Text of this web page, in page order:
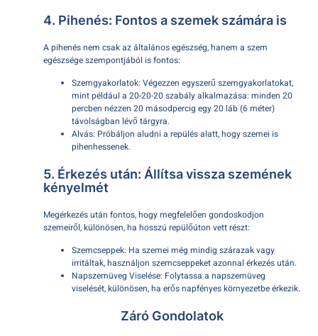
4. Pihenés: Fontos a szemek számára is
A pihenés nem csak az általános egészség, hanem a szem
egészsége szempontjából is fontos:
Szemgyakorlatok: Végezzen egyszerű szemgyakorlatokat,
mint például a 20-20-20 szabály alkalmazása: minden 20
percben nézzen 20 másodpercig egy 20 láb (6 méter)
távolságban lévő tárgyra.
Alvás: Próbáljon aludni a repülés alatt, hogy szemei is
pihenhessenek.
5. Érkezés után: Állítsa vissza szemének
kényelmét
Megérkezés után fontos, hogy megfelelően gondoskodjon
szemeiről, különösen, ha hosszú repülőúton vett részt:
Szemcseppek: Ha szemei még mindig szárazak vagy
irritáltak, használjon szemcseppeket azonnal érkezés után.
Napszemüveg Viselése: Folytassa a napszemüveg
viselését, különösen, ha erős napfényes környezetbe érkezik.
Záró Gondolatok